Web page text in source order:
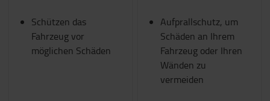
RAM Mounts
Sicherheit
Sitze
Transportwagen & Betriebsroller
Schützen das
Fahrzeug vor
möglichen Schäden
Aufprallschutz, um
Schäden an Ihrem
Fahrzeug oder Ihren
Wänden zu
vermeiden